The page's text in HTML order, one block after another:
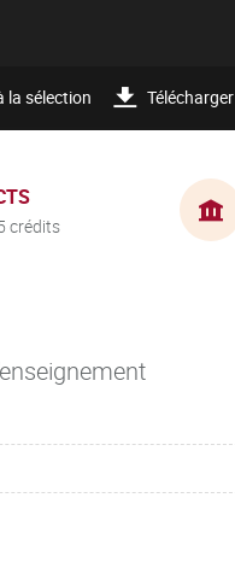
la sélection Télécharger
crédits